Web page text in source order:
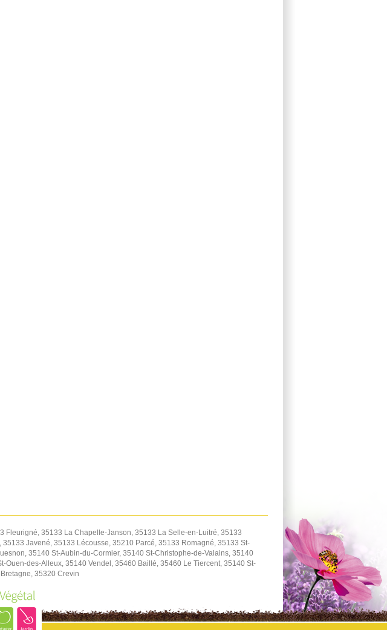
Fleurigné, 35133 La Chapelle-Janson, 35133 La Selle-en-Luitré, 35133
Javené, 35133 Lécousse, 35210 Parcé, 35133 Romagné, 35133 St-
35140 St-Aubin-du-Cormier, 35140 St-Christophe-de-Valains, 35140
des-Alleux, 35140 Vendel, 35460 Baillé, 35460 Le Tiercent, 35140 St-
35320 Crevin